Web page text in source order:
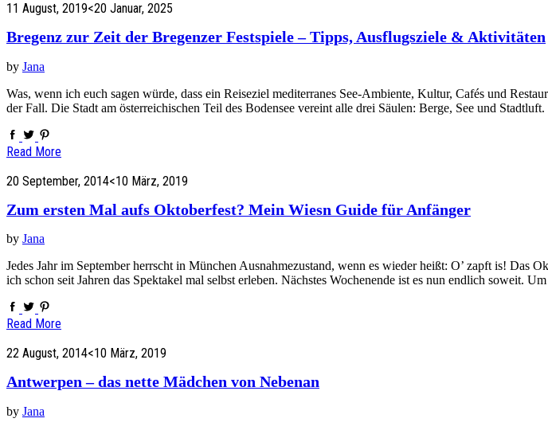
11 August, 2019<20 Januar, 2025
Bregenz zur Zeit der Bregenzer Festspiele – Tipps, Ausflugsziele & Aktivitäten
by Jana
Was, wenn ich euch sagen würde, dass ein Reiseziel mediterranes See-Ambiente, Kultur, Cafés und
der Fall. Die Stadt am österreichischen Teil des Bodensee vereint alle drei Säulen: Berge, See und
Read More
20 September, 2014<10 März, 2019
Zum ersten Mal aufs Oktoberfest? Mein Wiesn Guide für Anfänger
by Jana
Jedes Jahr im September herrscht in München Ausnahmezustand, wenn es wieder heißt: O’ zapft is!
ich schon seit Jahren das Spektakel mal selbst erleben. Nächstes Wochenende ist es nun endlich soweit.
Read More
22 August, 2014<10 März, 2019
Antwerpen – das nette Mädchen von Nebenan
by Jana